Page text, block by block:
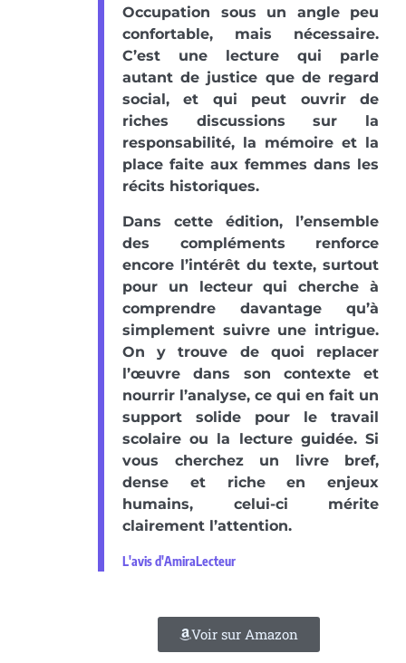
Occupation sous un angle peu
confortable, mais nécessaire.
C’est une lecture qui parle
autant de justice que de regard
social, et qui peut ouvrir de
riches discussions sur la
responsabilité, la mémoire et la
place faite aux femmes dans les
récits historiques.
Dans cette édition, l’ensemble
des compléments renforce
encore l’intérêt du texte, surtout
pour un lecteur qui cherche à
comprendre davantage qu’à
simplement suivre une intrigue.
On y trouve de quoi replacer
l’œuvre dans son contexte et
nourrir l’analyse, ce qui en fait un
support solide pour le travail
scolaire ou la lecture guidée. Si
vous cherchez un livre bref,
dense et riche en enjeux
humains, celui-ci mérite
clairement l’attention.
L'avis d'AmiraLecteur
Voir sur Amazon